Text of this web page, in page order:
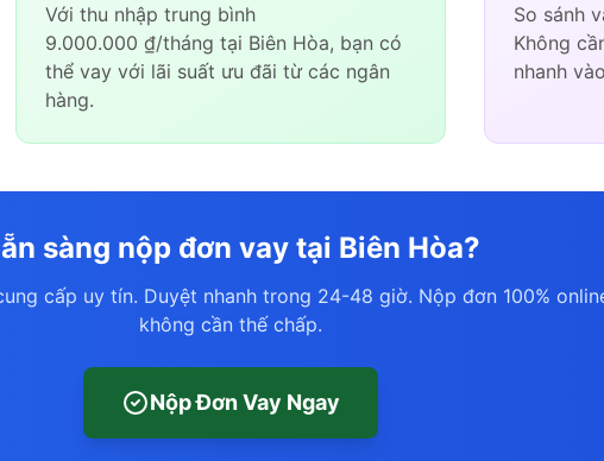
Với thu nhập trung bình
9.000.000 ₫/tháng tại Biên Hòa, bạn có
thể vay với lãi suất ưu đãi từ các ngân
hàng.
So sánh
Không
nhanh
sàng nộp đơn vay tại Biên Hòa?
cấp uy tín. Duyệt nhanh trong 24-48 giờ. Nộp đơn 100%
không cần thế chấp.
Nộp Đơn Vay Ngay